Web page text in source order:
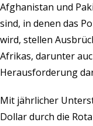
Afghanistan und
sind, in denen das
wird, stellen
Afrikas, darunter
Herausforderung
Mit jährlicher
Dollar durch die